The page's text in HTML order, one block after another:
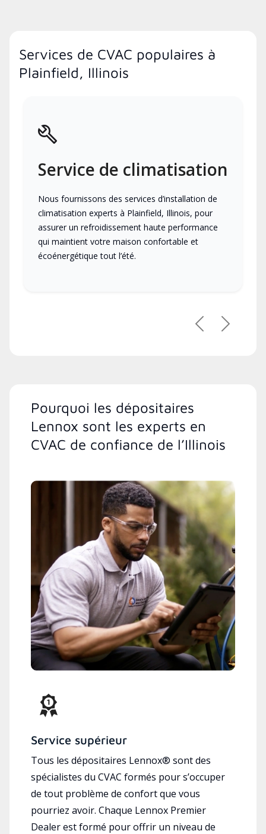
Services de CVAC populaires à
Plainfield, Illinois
Service de climatisation
Nous fournissons des services d’installation de
climatisation experts à Plainfield, Illinois, pour
assurer un refroidissement haute performance
qui maintient votre maison confortable et
écoénergétique tout l’été.
PrécédentSuivant
Pourquoi les dépositaires
Lennox sont les experts en
CVAC de confiance de l’Illinois
Service supérieur
Tous les dépositaires Lennox® sont des
spécialistes du CVAC formés pour s’occuper
de tout problème de confort que vous
pourriez avoir. Chaque Lennox Premier
Dealer est formé pour offrir un niveau de